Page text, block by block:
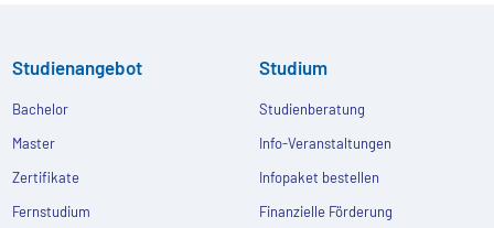
Studienangebot
Bachelor
Master
Zertifikate
Fernstudium
Studium
Studienberatung
Info-Veranstaltungen
Infopaket bestellen
Finanzielle Förderung